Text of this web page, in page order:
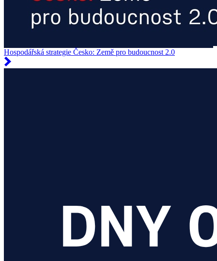
Hospodářská strategie Česko: Země pro budoucnost 2.0